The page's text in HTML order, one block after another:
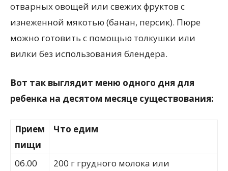
отварных овощей или свежих фруктов с
изнеженной мякотью (банан, персик). Пюре
можно готовить с помощью толкушки или
вилки без использования блендера.
Вот так выглядит меню одного дня для
ребенка на десятом месяце существования:
Прием
пищи
Что едим
06.00
200 г грудного молока или